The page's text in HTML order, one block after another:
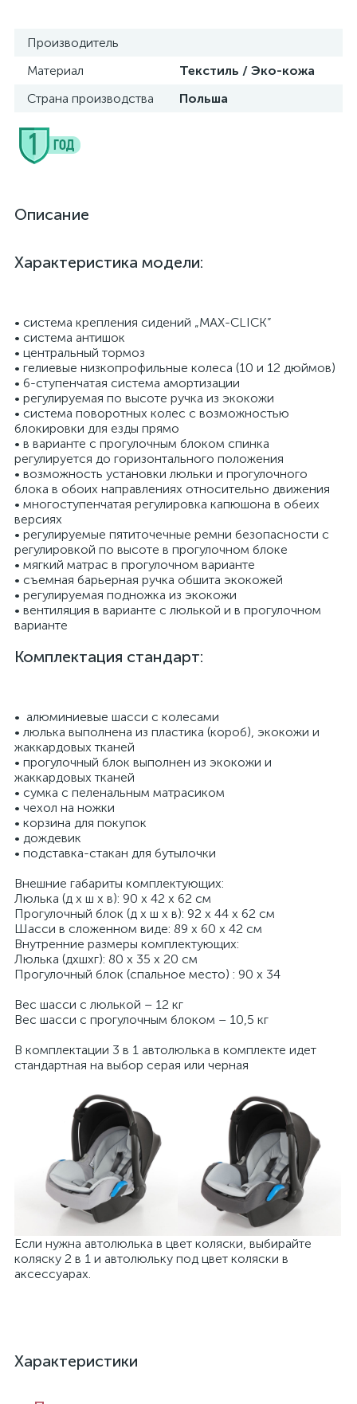
Производитель
Материал
Текстиль / Эко-кожа
Страна производства
Польша
Описание
Характеристика модели:
• система крепления сидений „MAX-CLICK”
• система антишок
• центральный тормоз
• гелиевые низкопрофильные колеса (10 и 12 дюймов)
• 6-ступенчатая система амортизации
• регулируемая по высоте ручка из экокожи
• система поворотных колес с возможностью
блокировки для езды прямо
• в варианте с прогулочным блоком спинка
регулируется до горизонтального положения
• возможность установки люльки и прогулочного
блока в обоих направлениях относительно движения
• многоступенчатая регулировка капюшона в обеих
версиях
• регулируемые пятиточечные ремни безопасности с
регулировкой по высоте в прогулочном блоке
• мягкий матрас в прогулочном варианте
• съемная барьерная ручка обшита экокожей
• регулируемая подножка из экокожи
• вентиляция в варианте с люлькой и в прогулочном
варианте
Комплектация стандарт:
• алюминиевые шасси c колесами
• люлька выполнена из пластика (короб), экокожи и
жаккардовых тканей
• прогулочный блок выполнен из экокожи и
жаккардовых тканей
• сумка с пеленальным матрасиком
• чехол на ножки
• корзина для покупок
• дождевик
• подставка-стакан для бутылочки
Внешние габариты комплектующих:
Люлька (д x ш x в): 90 x 42 x 62 см
Прогулочный блок (д x ш x в): 92 x 44 x 62 см
Шасси в сложенном виде: 89 x 60 x 42 см
Внутренние размеры комплектующих:
Люлька (дxшxг): 80 x 35 x 20 см
Прогулочный блок (спальное место) : 90 x 34
Вес шасси с люлькой – 12 кг
Вес шасси с прогулочным блоком – 10,5 кг
В комплектации 3 в 1 автолюлька в комплекте идет
стандартная на выбор серая или черная
Если нужна автолюлька в цвет коляски, выбирайте
коляску 2 в 1 и автолюльку под цвет коляски в
аксессуарах.
Характеристики